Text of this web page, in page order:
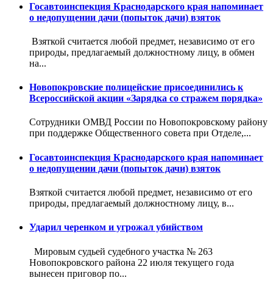
Госавтоинспекция Краснодарского края напоминает
о недопущении дачи (попыток дачи) взяток
Взяткой считается любой предмет, независимо от его
природы, предлагаемый должностному лицу, в обмен
на...
Новопокровские полицейские присоединились к
Всероссийской акции «Зарядка со стражем порядка»
Сотрудники ОМВД России по Новопокровскому району
при поддержке Общественного совета при Отделе,...
Госавтоинспекция Краснодарского края напоминает
о недопущении дачи (попыток дачи) взяток
Взяткой считается любой предмет, независимо от его
природы, предлагаемый должностному лицу, в...
Ударил черенком и угрожал убийством
Мировым судьей судебного участка № 263
Новопокровского района 22 июля текущего года
вынесен приговор по...